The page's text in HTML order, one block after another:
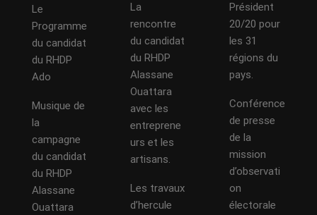
Le
Programme
du candidat
du RHDP
Ado
Musique de
la
campagne
du candidat
du RHDP
Alassane
Ouattara
La
rencontre
du candidat
du RHDP
Alassane
Ouattara
avec les
entreprene
urs et les
artisans.
Les travaux
d’hercule
Président
20/20 pour
les 31
régions du
pays.
Conférence
de presse
de la
mission
d’observati
on
électorale